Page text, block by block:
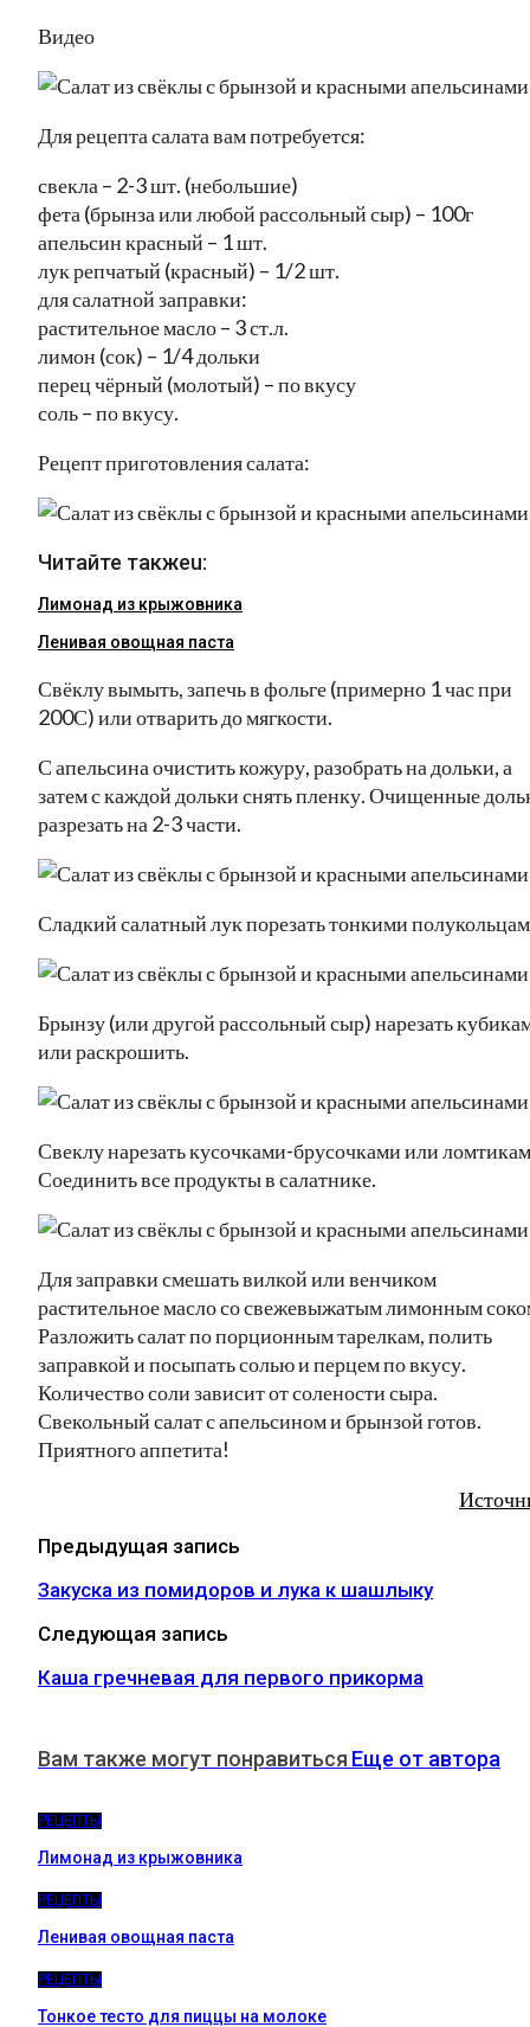
Видео
Для рецепта салата вам потребуется:
свекла – 2-3 шт. (небольшие)
фета (брынза или любой рассольный сыр) – 100г
апельсин красный – 1 шт.
лук репчатый (красный) – 1/2 шт.
для салатной заправки:
растительное масло – 3 ст.л.
лимон (сок) – 1/4 дольки
перец чёрный (молотый) – по вкусу
соль – по вкусу.
Рецепт приготовления салата:
Читайте такжеu:
Лимонад из крыжовника
Ленивая овощная паста
Свёклу вымыть, запечь в фольге (примерно 1 час при
200С) или отварить до мягкости.
С апельсина очистить кожуру, разобрать на дольки, а
затем с каждой дольки снять пленку. Очищенные
разрезать на 2-3 части.
Сладкий салатный лук порезать тонкими
Брынзу (или другой рассольный сыр) нарезать
или раскрошить.
Свеклу нарезать кусочками-брусочками или
Соединить все продукты в салатнике.
Для заправки смешать вилкой или венчиком
растительное масло со свежевыжатым лимонным
Разложить салат по порционным тарелкам, полить
заправкой и посыпать солью и перцем по вкусу.
Количество соли зависит от солености сыра.
Свекольный салат с апельсином и брынзой готов.
Приятного аппетита!
Предыдущая запись
Закуска из помидоров и лука к шашлыку
Следующая запись
Каша гречневая для первого прикорма
Вам также могут понравиться Еще от автора
РЕЦЕПТЫ
Лимонад из крыжовника
РЕЦЕПТЫ
Ленивая овощная паста
РЕЦЕПТЫ
Тонкое тесто для пиццы на молоке